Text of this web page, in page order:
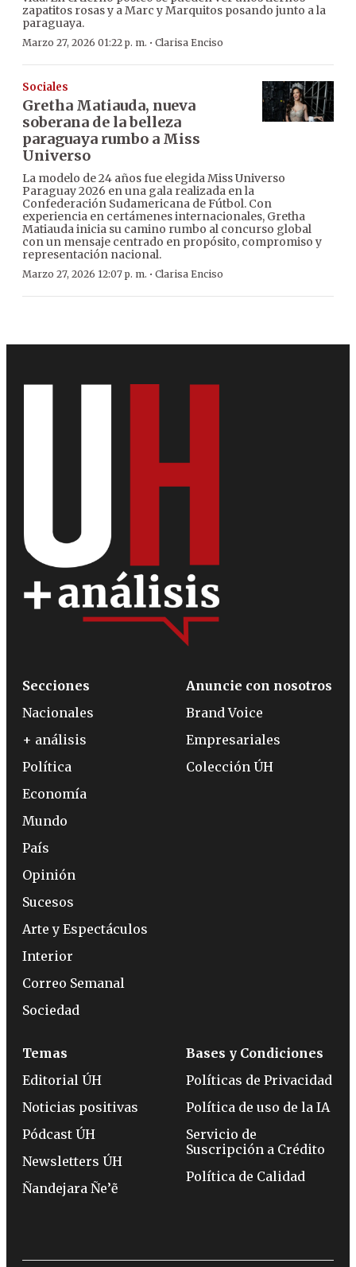
zapatitos rosas y a Marc y Marquitos posando junto a la
paraguaya.
Marzo 27, 2026 01:22 p. m. · Clarisa Enciso
Sociales
Gretha Matiauda, nueva
soberana de la belleza
paraguaya rumbo a Miss
Universo
La modelo de 24 años fue elegida Miss Universo
Paraguay 2026 en una gala realizada en la
Confederación Sudamericana de Fútbol. Con
experiencia en certámenes internacionales, Gretha
Matiauda inicia su camino rumbo al concurso global
con un mensaje centrado en propósito, compromiso y
representación nacional.
Marzo 27, 2026 12:07 p. m. · Clarisa Enciso
Secciones
Nacionales
+ análisis
Política
Economía
Mundo
País
Opinión
Sucesos
Arte y Espectáculos
Interior
Correo Semanal
Sociedad
Anuncie con nosotros
Brand Voice
Empresariales
Colección ÚH
Temas
Editorial ÚH
Noticias positivas
Pódcast ÚH
Newsletters ÚH
Ñandejara Ñe’ẽ
Bases y Condiciones
Políticas de Privacidad
Política de uso de la IA
Servicio de
Suscripción a Crédito
Política de Calidad